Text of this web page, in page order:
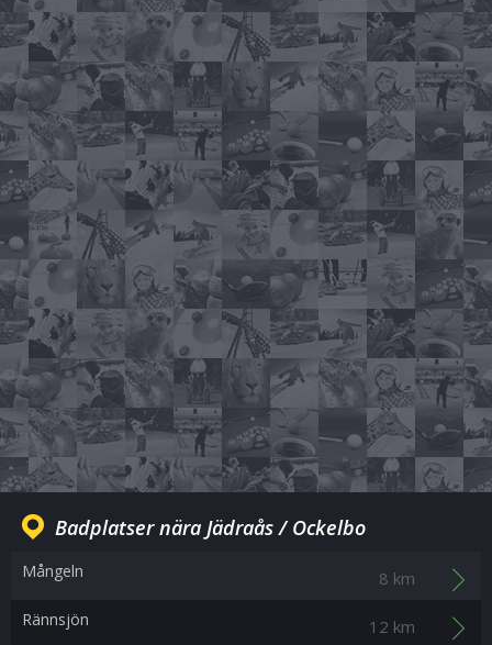
Badplatser nära Jädraås / Ockelbo
Mångeln 8 km
Rännsjön 12 km